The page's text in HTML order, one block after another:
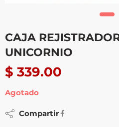
CAJA
UNICORNIO
$ 339.00
Agotado
Compartir